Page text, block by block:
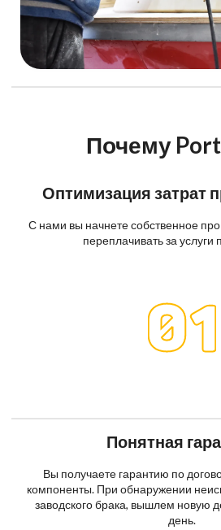
Почему
Оптимизация затрат
С нами вы начнете собственное
переплачивать за услуги
Понятная
Вы получаете гарантию по
компоненты. При обнаружении
заводского брака, вышлем новую
день.